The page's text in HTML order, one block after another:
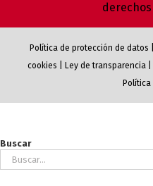
Política de protección de datos
cookies
Ley de transparencia|
Buscar
Buscar: